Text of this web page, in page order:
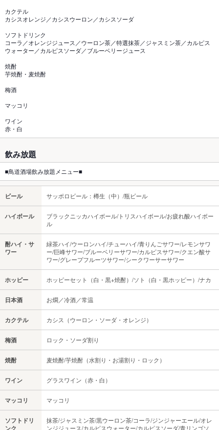
カクテル
カシスオレンジ／カシスウーロン／カシスソーダ
ソフトドリンク
コーラ／オレンジジュース／ウーロン茶／特選抹茶／ジャスミン茶／カルピス
ウォーター／カルピスソーダ／ブルーベリージュース
焼酎
芋焼酎・麦焼酎
梅酒
マッコリ
ワイン
赤・白
飲み放題
■鳥道酒場飲み放題メニュー■
ビール サッポロビール：樽生（中）/瓶ビール
ハイボール
ブラックニッカハイボール/トリスハイボール/お疲れ酸ハイボー
ル
酎ハイ・サ
ワー
緑茶ハイ/ウーロンハイ/チューハイ/青りんごサワー/レモンサワ
ー/巨峰サワー/ブルーベリーサワー/カルピスサワー/クエン酸サ
ワー/グレープフルーツサワー/シークワーサーサワー
ホッピー ホッピーセット（白・黒+焼酎）/ソト（白・黒ホッピー）/ナカ
日本酒 お燗／冷酒／常温
カクテル カシス（ウーロン・ソーダ・オレンジ）
梅酒 ロック・ソーダ割り
焼酎 麦焼酎/芋焼酎（水割り・お湯割り・ロック）
ワイン グラスワイン（赤・白）
マッコリ マッコリ
ソフトドリ
ンク
抹茶/ジャスミン茶/黒ウーロン茶/コーラ/ジンジャーエール/オレ
ンジジュース/カルピスウォーター/カルピスソーダ/青リンゴソ